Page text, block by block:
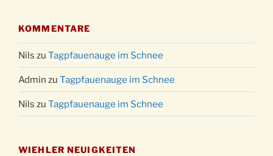
KOMMENTARE
Nils zu Tagpfauenauge im Schnee
Admin zu Tagpfauenauge im Schnee
Nils zu Tagpfauenauge im Schnee
WIEHLER NEUIGKEITEN